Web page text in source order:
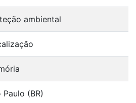
ambiental
Paulo (BR)